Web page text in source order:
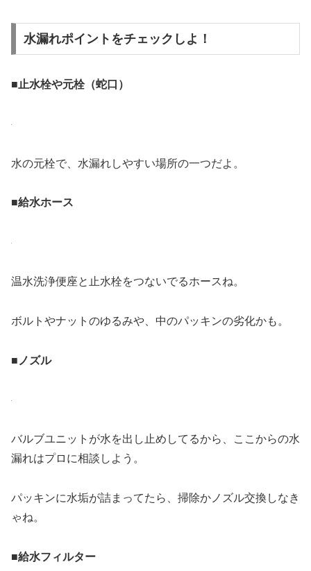
水漏れポイントをチェックしよ！
■止水栓や元栓（蛇口）
水の元栓で、水漏れしやすい場所の一つだよ。
■給水ホース
温水洗浄便座と止水栓をつないでるホースね。
ボルトやナットのゆるみや、中のパッキンの劣化かも。
■ノズル
バルブユニットが水を出し止めしてるから、ここからの水
漏れはプロに相談しよう。
パッキンに水垢が詰まってたら、掃除かノズル交換しなき
ゃね。
■給水フィルター